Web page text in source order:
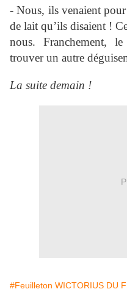
- Nous, ils venaient
de lait qu’ils disaient !
nous. Franchement,
trouver un autre
La suite demain !
#Feuilleton WICTORIUS DU